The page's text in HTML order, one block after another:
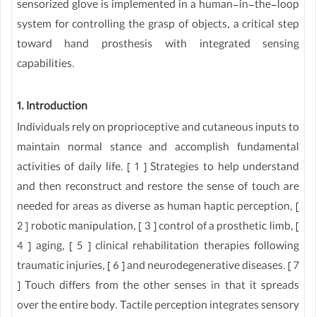
sensorized glove is implemented in a human-in-the-loop
system for controlling the grasp of objects, a critical step
toward hand prosthesis with integrated sensing
capabilities.
1. Introduction
Individuals rely on proprioceptive and cutaneous inputs to
maintain normal stance and accomplish fundamental
activities of daily life. [ 1 ] Strategies to help understand
and then reconstruct and restore the sense of touch are
needed for areas as diverse as human haptic perception, [
2 ] robotic manipulation, [ 3 ] control of a prosthetic limb, [
4 ] aging, [ 5 ] clinical rehabilitation therapies following
traumatic injuries, [ 6 ] and neurodegenerative diseases. [ 7
] Touch differs from the other senses in that it spreads
over the entire body. Tactile perception integrates sensory